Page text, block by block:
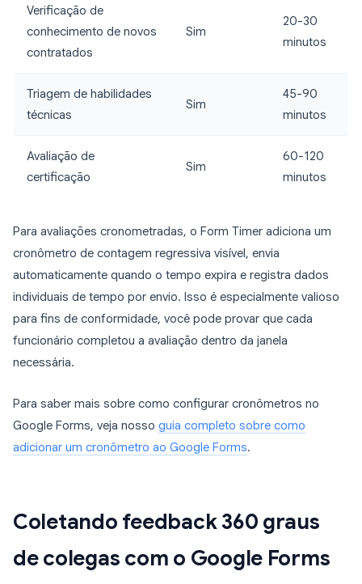
Verificação de
conhecimento de novos
contratados
Sim
20-30
minutos
Triagem de habilidades
técnicas
Sim
45-90
minutos
Avaliação de
certificação
Sim
60-120
minutos
Para avaliações cronometradas, o Form Timer adiciona um
cronômetro de contagem regressiva visível, envia
automaticamente quando o tempo expira e registra dados
individuais de tempo por envio. Isso é especialmente valioso
para fins de conformidade, você pode provar que cada
funcionário completou a avaliação dentro da janela
necessária.
Para saber mais sobre como configurar cronômetros no
Google Forms, veja nosso guia completo sobre como
adicionar um cronômetro ao Google Forms.
Coletando feedback 360 graus
de colegas com o Google Forms